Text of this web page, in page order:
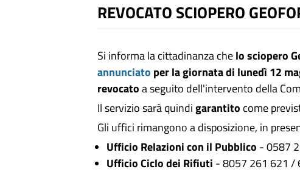
REVOCATO SCIOPERO
Si informa la cittadinanza chelo sciopero
annunciato per la giornata di lunedì 12
revocatoa seguito dell'intervento della
Il servizio sarà quindigarantito come
Gli uffici rimangono a disposizione, in
Ufficio Relazioni con il Pubblico - 0587
Ufficio Ciclo dei Rifiuti - 8057 261 621 /